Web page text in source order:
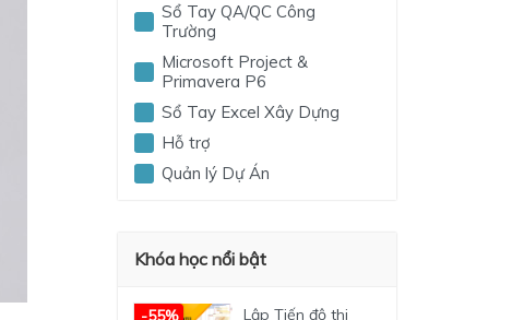
Sổ Tay QA/QC Công
Trường
Microsoft Project &
Primavera P6
Sổ Tay Excel Xây Dựng
Hỗ trợ
Quản lý Dự Án
Khóa học nổi bật
-55%
Lập Tiến độ thi